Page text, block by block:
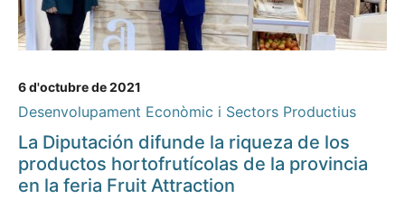
6 d'octubre de 2021
Desenvolupament Econòmic i Sectors Productius
La Diputación difunde la riqueza de los
productos hortofrutícolas de la provincia
en la feria Fruit Attraction